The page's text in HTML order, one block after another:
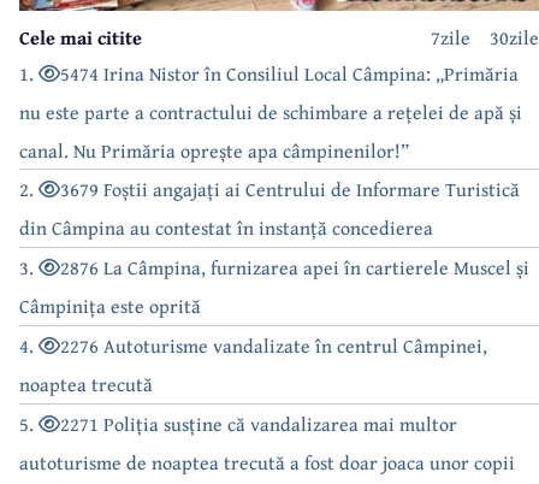
30zile
7zile
Cele mai citite
1.
5474 Irina Nistor în Consiliul Local Câmpina: „Primăria
nu este parte a contractului de schimbare a rețelei de apă și
canal. Nu Primăria oprește apa câmpinenilor!”
2.
3679 Foștii angajați ai Centrului de Informare Turistică
din Câmpina au contestat în instanță concedierea
3.
2876 La Câmpina, furnizarea apei în cartierele Muscel și
Câmpinița este oprită
4.
2276 Autoturisme vandalizate în centrul Câmpinei,
noaptea trecută
5.
2271 Poliția susține că vandalizarea mai multor
autoturisme de noaptea trecută a fost doar joaca unor copii